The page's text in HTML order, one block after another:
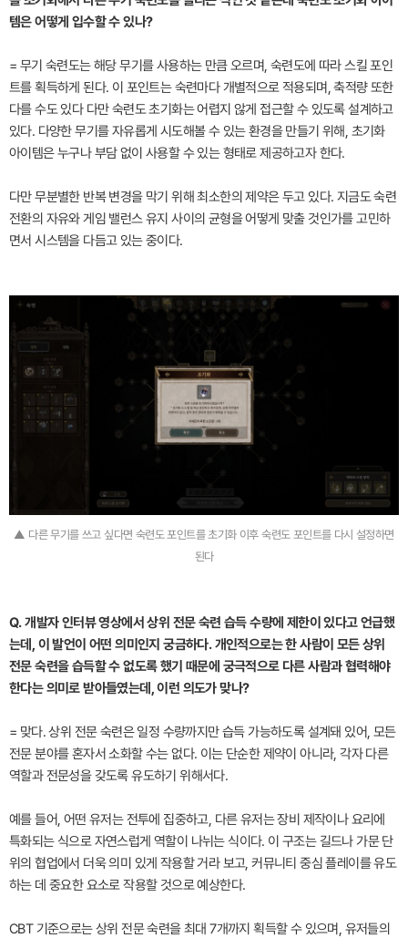
템은 어떻게 입수할 수 있나?
= 무기 숙련도는 해당 무기를 사용하는 만큼 오르며, 숙련도에 따라 스킬 포인
트를 획득하게 된다. 이 포인트는 숙련마다 개별적으로 적용되며, 축적량 또한
다를 수도 있다 다만 숙련도 초기화는 어렵지 않게 접근할 수 있도록 설계하고
있다. 다양한 무기를 자유롭게 시도해볼 수 있는 환경을 만들기 위해, 초기화
아이템은 누구나 부담 없이 사용할 수 있는 형태로 제공하고자 한다.
다만 무분별한 반복 변경을 막기 위해 최소한의 제약은 두고 있다. 지금도 숙련
전환의 자유와 게임 밸런스 유지 사이의 균형을 어떻게 맞출 것인가를 고민하
면서 시스템을 다듬고 있는 중이다.
▲ 다른 무기를 쓰고 싶다면 숙련도 포인트를 초기화 이후 숙련도 포인트를 다시 설정하면
된다
Q. 개발자 인터뷰 영상에서 상위 전문 숙련 습득 수량에 제한이 있다고 언급했
는데, 이 발언이 어떤 의미인지 궁금하다. 개인적으로는 한 사람이 모든 상위
전문 숙련을 습득할 수 없도록 했기 때문에 궁극적으로 다른 사람과 협력해야
한다는 의미로 받아들였는데, 이런 의도가 맞나?
= 맞다. 상위 전문 숙련은 일정 수량까지만 습득 가능하도록 설계돼 있어, 모든
전문 분야를 혼자서 소화할 수는 없다. 이는 단순한 제약이 아니라, 각자 다른
역할과 전문성을 갖도록 유도하기 위해서다.
예를 들어, 어떤 유저는 전투에 집중하고, 다른 유저는 장비 제작이나 요리에
특화되는 식으로 자연스럽게 역할이 나뉘는 식이다. 이 구조는 길드나 가문 단
위의 협업에서 더욱 의미 있게 작용할 거라 보고, 커뮤니티 중심 플레이를 유도
하는 데 중요한 요소로 작용할 것으로 예상한다.
CBT 기준으로는 상위 전문 숙련을 최대 7개까지 획득할 수 있으며, 유저들의